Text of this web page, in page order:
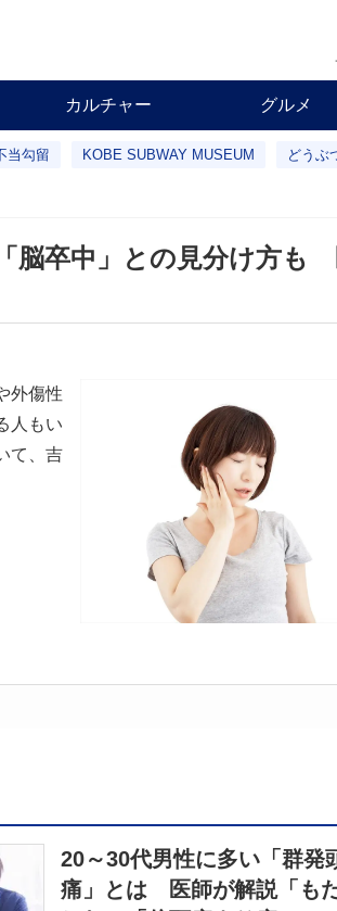
カルチャー グルメ
当勾留 KOBE SUBWAY MUSEUM どうぶ
脳卒中」との見分け方も
外傷性
人もい
て、吉
20～30代男性に多い「群発
痛」とは 医師が解説「も